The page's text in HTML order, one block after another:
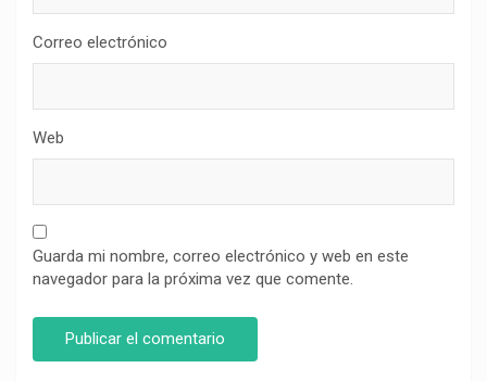
Correo electrónico
Web
Guarda mi nombre, correo electrónico y web en este
navegador para la próxima vez que comente.